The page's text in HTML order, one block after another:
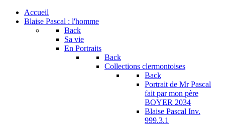
Accueil
Blaise Pascal : l'homme
Back
Sa vie
En Portraits
Back
Collections clermontoises
Back
Portrait de Mr Pascal
fait par mon père
BOYER 2034
Blaise Pascal Inv.
999.3.1